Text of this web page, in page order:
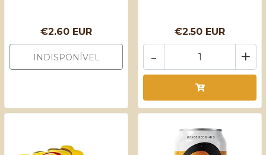
€2.60 EUR
INDISPONÍVEL
€2.50 EUR
+
-